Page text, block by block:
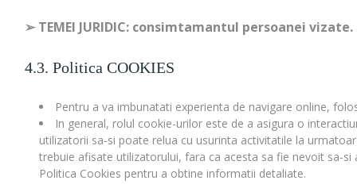
➢TEMEI JURIDIC: consimtamantul persoanei vizate.
4.3. Politica COOKIES
Pentru a va imbunatati experienta de navigare online,
In general, rolul cookie-urilor este de a asigura o
utilizatorii sa-si poate relua cu usurinta activitatile la
trebuie afisate utilizatorului, fara ca acesta sa fie nevoit sa-
Politica Cookies pentru a obtine informatii detaliate.